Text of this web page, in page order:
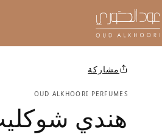
مشاركة
OUD ALKHOORI PERFUMES
هندي